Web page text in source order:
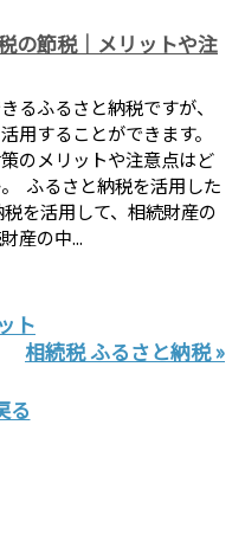
の節税｜メリットや注
るふるさと納税ですが、
用することができます。
のメリットや注意点はど
ふるさと納税を活用した
を活用して、相続財産の
産の中...
ト
相続税 ふるさと納税 »
る